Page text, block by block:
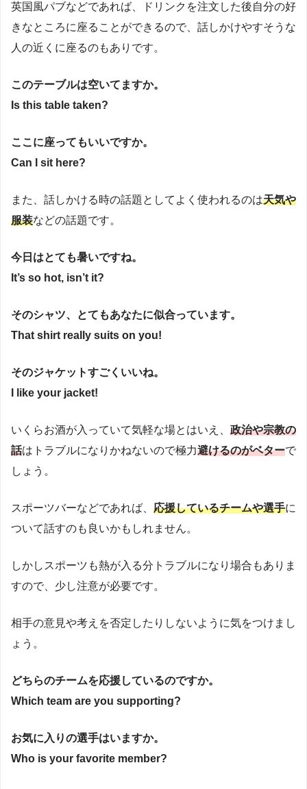
英国風パブなどであれば、ドリンクを注文した後自分の好
きなところに座ることができるので、話しかけやすそうな
人の近くに座るのもありです。
このテーブルは空いてますか。
Is this table taken?
ここに座ってもいいですか。
Can I sit here?
また、話しかける時の話題としてよく使われるのは天気や
服装などの話題です。
今日はとても暑いですね。
It’s so hot, isn’t it?
そのシャツ、とてもあなたに似合っています。
That shirt really suits on you!
そのジャケットすごくいいね。
I like your jacket!
いくらお酒が入っていて気軽な場とはいえ、 政治や宗教の
話はトラブルになりかねないので極力避けるのがベターで
しょう。
スポーツバーなどであれば、 応援しているチームや選手に
ついて話すのも良いかもしれません。
しかしスポーツも熱が入る分トラブルになり場合もありま
すので、少し注意が必要です。
相手の意見や考えを否定したりしないように気をつけまし
ょう。
どちらのチームを応援しているのですか。
Which team are you supporting?
お気に入りの選手はいますか。
Who is your favorite member?